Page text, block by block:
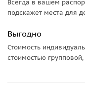
• услуги гида,
Туристы оплачивают
• личные расходы.
Всегда в вашем
подскажет места для
Выгодно
Стоимость
стоимостью